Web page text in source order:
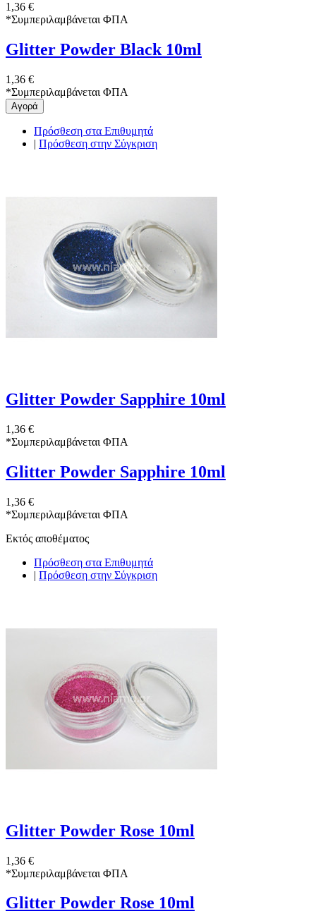
1,36 €
*Συμπεριλαμβάνεται ΦΠΑ
Glitter Powder Black 10ml
1,36 €
*Συμπεριλαμβάνεται ΦΠΑ
Αγορά
Πρόσθεση στα Επιθυμητά
| Πρόσθεση στην Σύγκριση
Glitter Powder Sapphire 10ml
1,36 €
*Συμπεριλαμβάνεται ΦΠΑ
Glitter Powder Sapphire 10ml
1,36 €
*Συμπεριλαμβάνεται ΦΠΑ
Εκτός αποθέματος
Πρόσθεση στα Επιθυμητά
| Πρόσθεση στην Σύγκριση
Glitter Powder Rose 10ml
1,36 €
*Συμπεριλαμβάνεται ΦΠΑ
Glitter Powder Rose 10ml